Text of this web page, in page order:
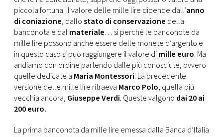
RMC
CONSIGLIA
piccola fortuna. Il valore delle mille lire dipende dall’anno
di coniazione, dallostato di conservazione della
banconota e dal materiale… sì perché le banconote da
mille lire possono anche essere delle monete d’argento e
in questo caso si può raggiungere il valore dimille euro. Ma
andiamo con ordine partendo dalle più conosciute, ovvero
quelle dedicate a Maria Montessori. La precedente
versione delle mille lire ritraeva Marco Polo, quella più
vecchia ancora, Giuseppe Verdi. Queste valgono dai 20 ai
200 euro.
La prima banconota da mille lire emessa dalla Banca d’Italia